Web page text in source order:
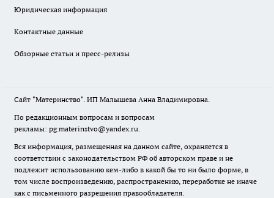
Юридическая информация
Контактные данные
Обзорные статьи и пресс-релизы
Сайт "Материнство". ИП Малышева Анна Владимировна.
По редакционным вопросам и вопросам
рекламы: pg.materinstvo@yandex.ru.
Вся информация, размещенная на данном сайте, охраняется в
соответствии с законодательством РФ об авторском праве и не
подлежит использованию кем-либо в какой бы то ни было форме, в
том числе воспроизведению, распространению, переработке не иначе
как с письменного разрешения правообладателя.